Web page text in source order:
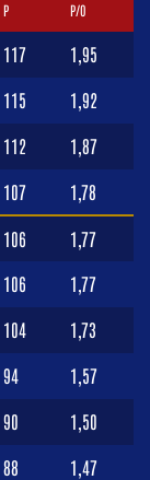
P P/O
117 1,95
115 1,92
112 1,87
107 1,78
106 1,77
106 1,77
104 1,73
94 1,57
90 1,50
88 1,47